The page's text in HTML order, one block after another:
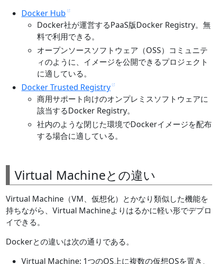
Docker Hub
Docker社が運営するPaaS版Docker Registry。無
料で利用できる。
オープンソースソフトウェア（OSS）コミュニテ
ィのように、イメージを公開できるプロジェクト
に適している。
Docker Trusted Registry
商用サポート向けのオンプレミスソフトウェアに
該当するDocker Registry。
社内のような閉じた環境でDockerイメージを配布
する場合に適している。
Virtual Machineとの違い
Virtual Machine（VM、仮想化）とかなり類似した機能を
持ちながら、Virtual Machineよりはるかに軽い形でデプロ
イできる。
Dockerとの違いは次の通りである。
Virtual Machine: 1つのOS上に複数の仮想OSを置き、